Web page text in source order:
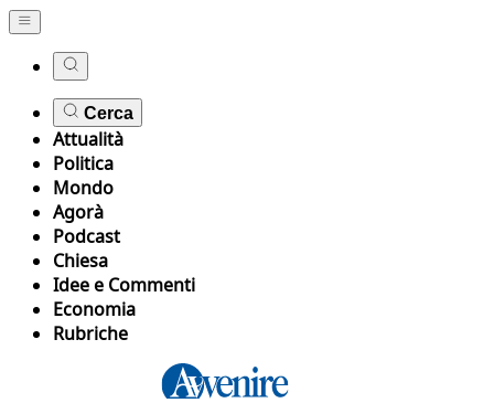
Cerca
Attualità
Politica
Mondo
Agorà
Podcast
Chiesa
Idee e Commenti
Economia
Rubriche